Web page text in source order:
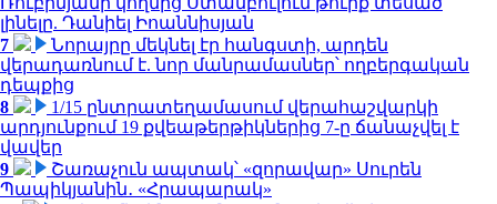
լինելը. Դանիել Իոաննիսյան
7
Նորայրը մեկնել էր հանգստի, արդեն
վերադառնում է. նոր մանրամասներ՝ ողբերգական
դեպքից
8
1/15 ընտրատեղամասում վերահաշվարկի
արդյունքում 19 քվեաթերթիկներից 7-ը ճանաչվել է
վավեր
9
Շառաչուն ապտակ՝ «զորավար» Սուրեն
Պապիկյանին․ «Հրապարակ»